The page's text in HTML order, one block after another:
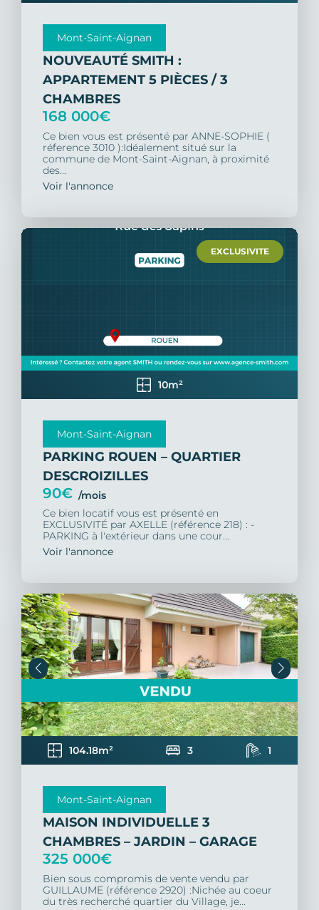
Mont-Saint-Aignan
NOUVEAUTÉ SMITH :
APPARTEMENT 5 PIÈCES / 3
CHAMBRES
168 000€
Ce bien vous est présenté par ANNE-SOPHIE (
réference 3010 ):Idéalement situé sur la
commune de Mont-Saint-Aignan, à proximité
des...
Voir l'annonce
EXCLUSIVITE
10m²
Mont-Saint-Aignan
PARKING ROUEN – QUARTIER
DESCROIZILLES
90€ /mois
Ce bien locatif vous est présenté en
EXCLUSIVITÉ par AXELLE (référence 218) : -
PARKING à l'extérieur dans une cour...
Voir l'annonce
104.18m² 3 1
Mont-Saint-Aignan
MAISON INDIVIDUELLE 3
CHAMBRES – JARDIN – GARAGE
325 000€
Bien sous compromis de vente vendu par
GUILLAUME (référence 2920) :Nichée au coeur
du très recherché quartier du Village, je...